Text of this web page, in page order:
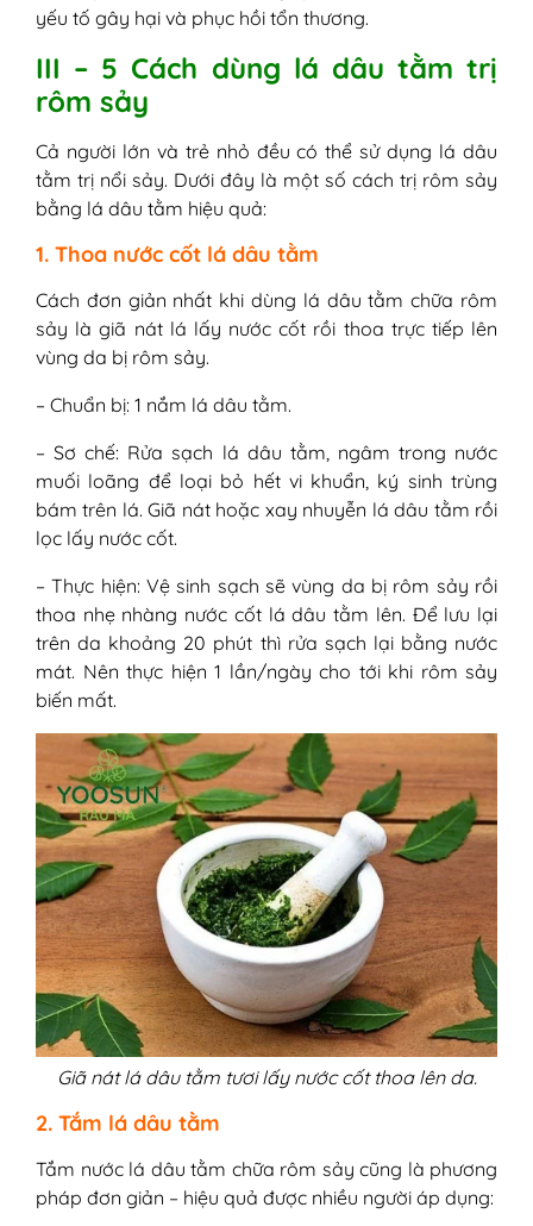
yếu tố gây hại và phục hồi tổn thương.
III – 5 Cách dùng lá dâu tằm trị
rôm sảy
Cả người lớn và trẻ nhỏ đều có thể sử dụng lá dâu
tằm trị nổi sảy. Dưới đây là một số cách trị rôm sảy
bằng lá dâu tằm hiệu quả:
1. Thoa nước cốt lá dâu tằm
Cách đơn giản nhất khi dùng lá dâu tằm chữa rôm
sảy là giã nát lá lấy nước cốt rồi thoa trực tiếp lên
vùng da bị rôm sảy.
– Chuẩn bị: 1 nắm lá dâu tằm.
– Sơ chế: Rửa sạch lá dâu tằm, ngâm trong nước
muối loãng để loại bỏ hết vi khuẩn, ký sinh trùng
bám trên lá. Giã nát hoặc xay nhuyễn lá dâu tằm rồi
lọc lấy nước cốt.
– Thực hiện: Vệ sinh sạch sẽ vùng da bị rôm sảy rồi
thoa nhẹ nhàng nước cốt lá dâu tằm lên. Để lưu lại
trên da khoảng 20 phút thì rửa sạch lại bằng nước
mát. Nên thực hiện 1 lần/ngày cho tới khi rôm sảy
biến mất.
Giã nát lá dâu tằm tươi lấy nước cốt thoa lên da.
2. Tắm lá dâu tằm
Tắm nước lá dâu tằm chữa rôm sảy cũng là phương
pháp đơn giản – hiệu quả được nhiều người áp dụng: